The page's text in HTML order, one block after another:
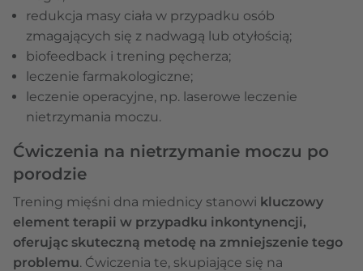
redukcja masy ciała w przypadku osób
zmagających się z nadwagą lub otyłością;
biofeedback i trening pęcherza;
leczenie farmakologiczne;
leczenie operacyjne, np. laserowe leczenie
nietrzymania moczu.
Ćwiczenia na nietrzymanie moczu po
porodzie
Trening mięśni dna miednicy stanowi kluczowy
element terapii w przypadku inkontynencji,
oferując skuteczną metodę na zmniejszenie tego
problemu. Ćwiczenia te, skupiające się na